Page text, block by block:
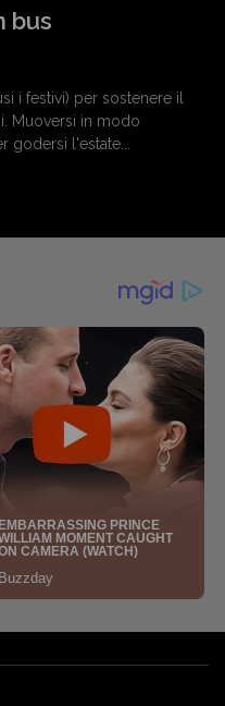
bus
i festivi) per sostenere il
Muoversi in modo
l'estate...